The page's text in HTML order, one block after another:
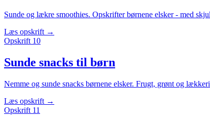
Sunde og lækre smoothies. Opskrifter børnene elsker - med
Læs opskrift →
Opskrift 10
Sunde snacks til børn
Nemme og sunde snacks børnene elsker. Frugt, grønt og
Læs opskrift →
Opskrift 11